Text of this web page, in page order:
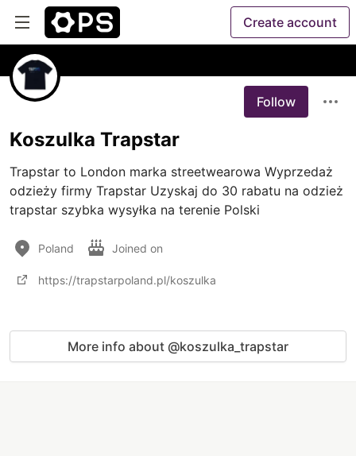
Create account
Follow
Koszulka Trapstar
Trapstar to London marka streetwearowa Wyprzedaż
odzieży firmy Trapstar Uzyskaj do 30 rabatu na odzież
trapstar szybka wysyłka na terenie Polski
Poland Joined on
https://trapstarpoland.pl/koszulka
More info about @koszulka_trapstar